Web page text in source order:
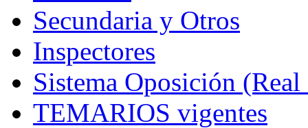
Secundaria y Otros
Inspectores
Sistema Oposición
TEMARIOS vigentes